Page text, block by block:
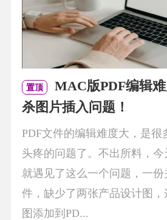
置顶
MAC版PDF编辑
杀图片插入问题！
PDF文件的编辑难度大，是很
头疼的问题了。不出所料，
就遇见了这么一个问题，一份
件，缺少了两张产品设计图
图添加到PD...